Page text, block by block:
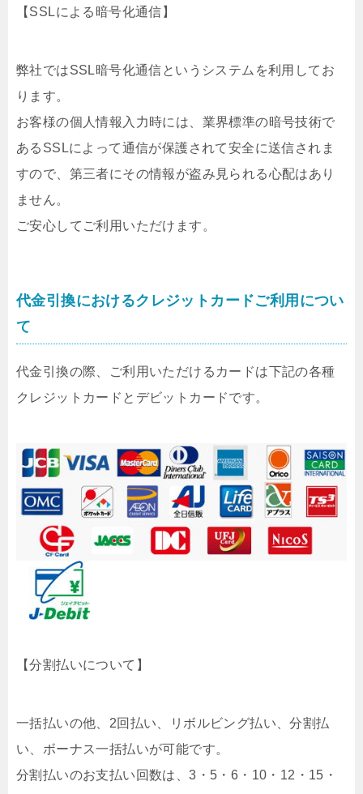
【SSLによる暗号化通信】
弊社ではSSL暗号化通信というシステムを利用してお
ります。
お客様の個人情報入力時には、業界標準の暗号技術で
あるSSLによって通信が保護されて安全に送信されま
すので、第三者にその情報が盗み見られる心配はあり
ません。
ご安心してご利用いただけます。
代金引換におけるクレジットカードご利用につい
て
代金引換の際、ご利用いただけるカードは下記の各種
クレジットカードとデビットカードです。
【分割払いについて】
一括払いの他、2回払い、リボルビング払い、分割払
い、ボーナス一括払いが可能です。
分割払いのお支払い回数は、3・5・6・10・12・15・